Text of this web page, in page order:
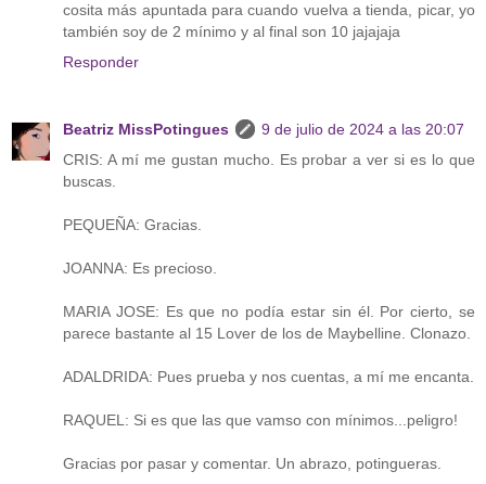
cosita más apuntada para cuando vuelva a tienda, picar, yo
también soy de 2 mínimo y al final son 10 jajajaja
Responder
Beatriz MissPotingues
9 de julio de 2024 a las 20:07
CRIS: A mí me gustan mucho. Es probar a ver si es lo que
buscas.
PEQUEÑA: Gracias.
JOANNA: Es precioso.
MARIA JOSE: Es que no podía estar sin él. Por cierto, se
parece bastante al 15 Lover de los de Maybelline. Clonazo.
ADALDRIDA: Pues prueba y nos cuentas, a mí me encanta.
RAQUEL: Si es que las que vamso con mínimos...peligro!
Gracias por pasar y comentar. Un abrazo, potingueras.